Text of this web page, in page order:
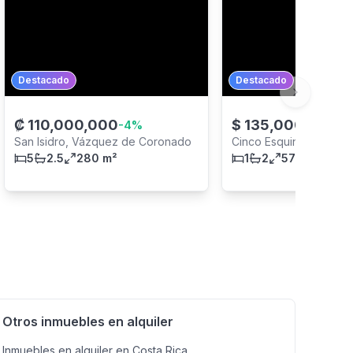
Destacado
₡ 110,000,000-4%
San Isidro, Vázquez de Coronado
5
2.5 280 m²
Destacado
$ 135,000
Cinco Esquinas, Tibás
1
2 57 m²
Next slide
Otros inmuebles en alquiler
Inmuebles en alquiler en Costa Rica